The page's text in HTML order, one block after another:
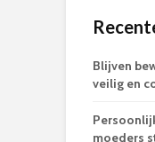
Blijven
veilig en
moeders